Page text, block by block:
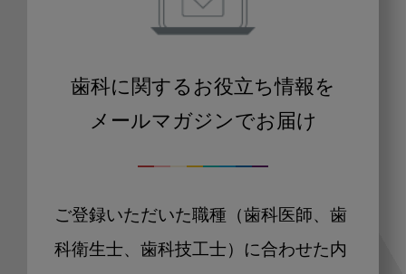
歯科に関するお役立ち情報を
メールマガジンでお届け
ご登録いただいた職種（歯科医師、歯
科衛生士、歯科技工士）に合わせた内